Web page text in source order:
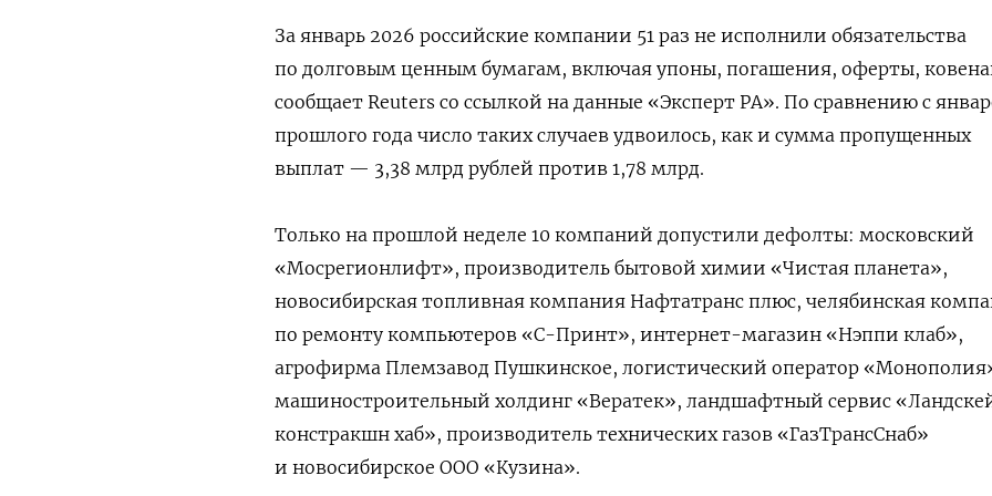
За январь 2026 российские компании 51 раз не исполнили обязательства
по долговым ценным бумагам, включая упоны, погашения, оферты,
сообщает Reuters со ссылкой на данные «Эксперт РА». По сравнению с
прошлого года число таких случаев удвоилось, как и сумма пропущенных
выплат — 3,38 млрд рублей против 1,78 млрд.
Только на прошлой неделе 10 компаний допустили дефолты: московский
«Мосрегионлифт», производитель бытовой химии «Чистая планета»,
новосибирская топливная компания Нафтатранс плюс, челябинская
по ремонту компьютеров «С-Принт», интернет-магазин «Нэппи клаб»,
агрофирма Племзавод Пушкинское, логистический оператор
машиностроительный холдинг «Вератек», ландшафтный сервис
констракшн хаб», производитель технических газов «ГазТрансСнаб»
и новосибирское ООО «Кузина».